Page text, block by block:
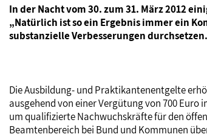
In der Nacht vom 30. zum 31. März 2012
„Natürlich ist so ein Ergebnis immer ein
substanzielle Verbesserungen
Die Ausbildung- und Praktikantenentgelte
ausgehend von einer Vergütung von 700
um qualifizierte Nachwuchskräfte für den
Beamtenbereich bei Bund und Kommunen